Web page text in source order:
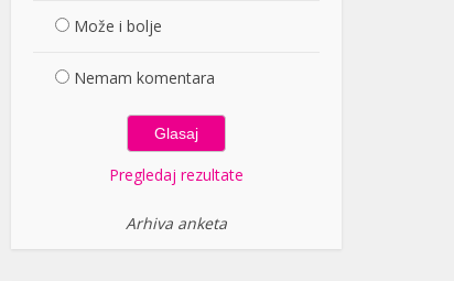
Može i bolje
Nemam komentara
Pregledaj rezultate
Arhiva anketa